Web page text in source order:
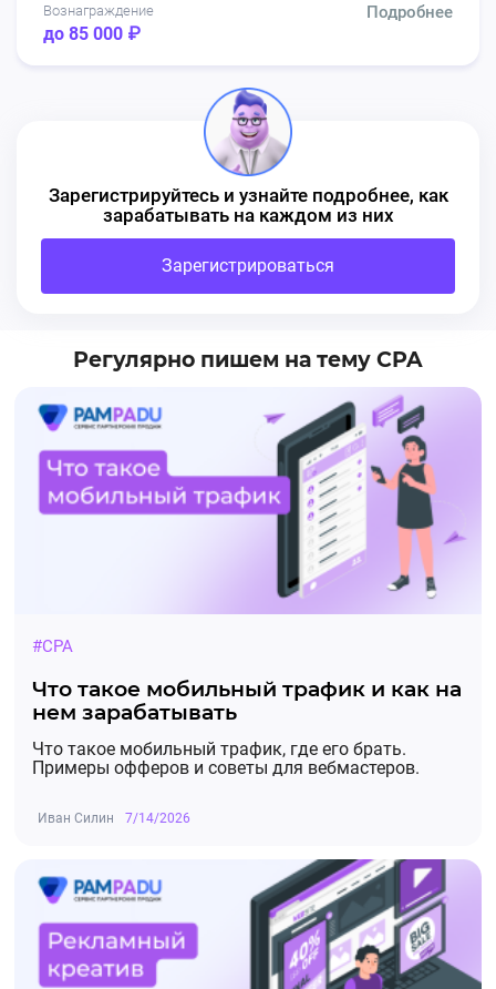
Вознаграждение
до 85 000 ₽
Подробнее
Зарегистрируйтесь и узнайте подробнее, как
зарабатывать на каждом из них
Зарегистрироваться
Регулярно пишем на тему CPA
#CPA
Что такое мобильный трафик и как на
нем зарабатывать
Что такое мобильный трафик, где его брать.
Примеры офферов и советы для вебмастеров.
Иван Силин 7/14/2026